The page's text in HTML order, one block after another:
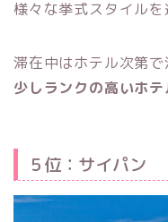
様々な挙式スタイルを
滞在中はホテル次第
少しランクの高いホ
５位：サイパン